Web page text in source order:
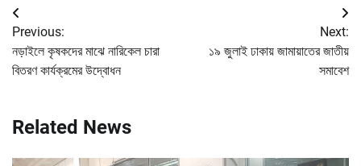
Post
navigation
Previous:
নড়াইলে কৃষকদের মাঝে নারিকেল চারা
বিতরণ কার্যক্রমের উদ্বোধন
Next:
১৯ জুলাই ঢাকায় জামায়াতের জাতীয়
সমাবেশ
Related News